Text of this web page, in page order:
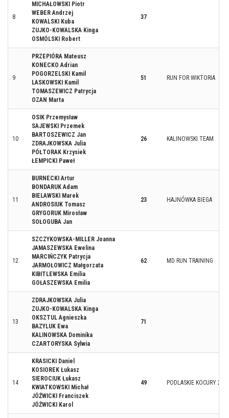
8
MICHAŁOWSKI Piotr
WEBER Andrzej
KOWALSKI Kuba
ZUJKO-KOWALSKA Kinga
OSMÓLSKI Robert
37
9
PRZEPIÓRA Mateusz
KONECKO Adrian
POGORZELSKI Kamil
LASKOWSKI Kamil
TOMASZEWICZ Patrycja
OZAN Marta
51 RUN FOR WIKTORIA
10
OSIK Przemysław
SAJEWSKI Przemek
BARTOSZEWICZ Jan
ZDRAJKOWSKA Julia
PÓŁTORAK Krzysiek
ŁEMPICKI Paweł
26 KALINOWSKI TEAM
11
BURNECKI Artur
BONDARUK Adam
BIELAWSKI Marek
ANDROSIUK Tomasz
GRYGORUK Mirosław
SOŁOGUBA Jan
23 HAJNÓWKA BIEGA
12
SZCZYKOWSKA-MILLER Joanna
JAMASZEWSKA Ewelina
MARCIŃCZYK Patrycja
JARMOŁOWICZ Małgorzata
KIBITLEWSKA Emilia
GOŁASZEWSKA Emilia
62 MD RUN TRAINING
13
ZDRAJKOWSKA Julia
ZUJKO-KOWALSKA Kinga
OKSZTUL Agnieszka
BAZYLUK Ewa
KALINOWSKA Dominika
CZARTORYSKA Sylwia
71
14
KRASICKI Daniel
KOSIOREK Łukasz
SIEROCIUK Łukasz
KWIATKOWSKI Michał
JÓŹWICKI Franciszek
JÓŹWICKI Karol
49 PODLASKIE KOCURY 2